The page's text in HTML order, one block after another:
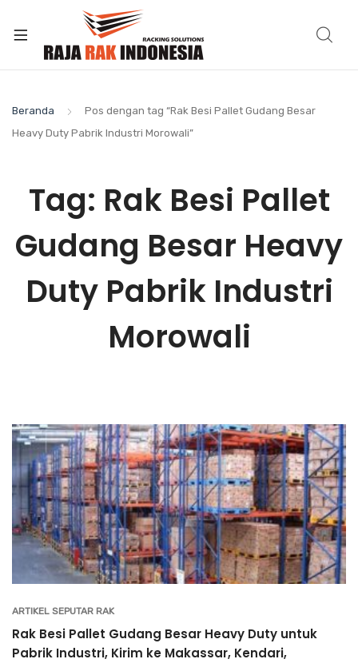
Beranda
Pos dengan tag “Rak Besi Pallet Gudang Besar
Heavy Duty Pabrik Industri Morowali”
Tag: Rak Besi Pallet
Gudang Besar Heavy
Duty Pabrik Industri
Morowali
ARTIKEL SEPUTAR RAK
Rak Besi Pallet Gudang Besar Heavy Duty untuk
Pabrik Industri, Kirim ke Makassar, Kendari,